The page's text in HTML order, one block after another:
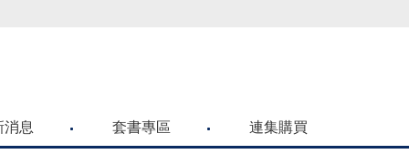
青文購物網的朋友們，提高警覺！
消息 套書專區 連集購買